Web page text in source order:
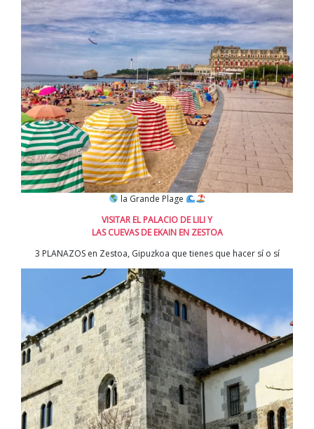
la Grande Plage
VISITAR EL PALACIO DE LILI Y
LAS CUEVAS DE EKAIN EN ZESTOA
3 PLANAZOS en Zestoa, Gipuzkoa que tienes que hacer sí o sí